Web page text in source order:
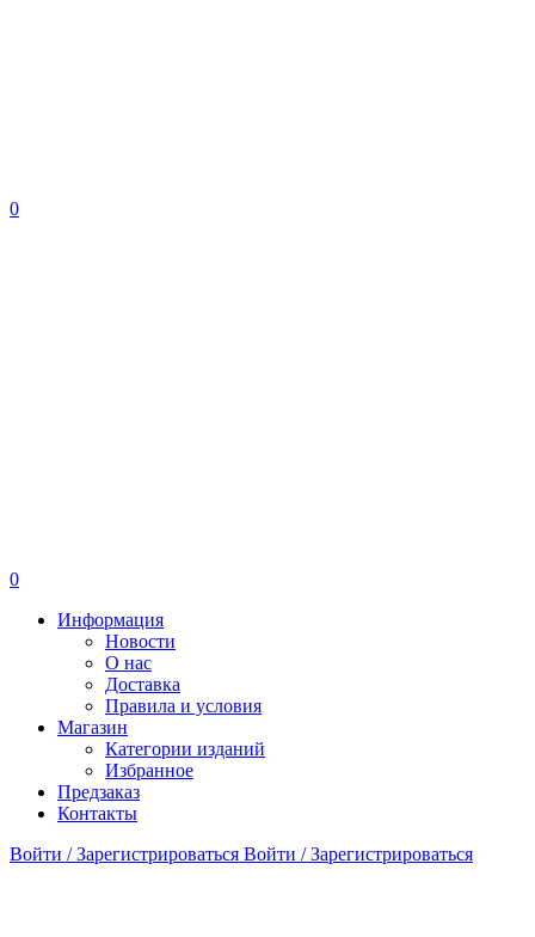
0
0
Информация
Новости
О нас
Доставка
Правила и условия
Магазин
Категории изданий
Избранное
Предзаказ
Контакты
Войти / Зарегистрироваться Войти / Зарегистрироваться